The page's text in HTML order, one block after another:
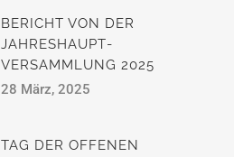
BERICHT VON DER
JAHRESHAUPT­
VERSAMMLUNG 2025
28 März, 2025
TAG DER OFFENEN